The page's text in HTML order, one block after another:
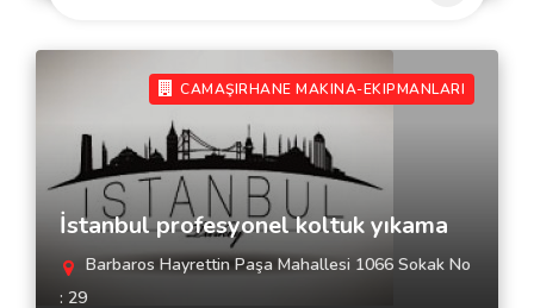
CAMAŞIRHANE MAKINA-EKIPMANLARI
İstanbul profesyonel koltuk yıkama
Barbaros Hayrettin Paşa Mahallesi 1066 Sokak No
: 29